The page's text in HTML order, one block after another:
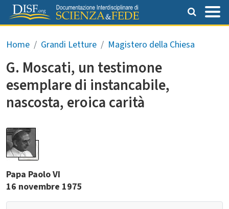
Salta al contenuto principale
Briciole di pane
Home Grandi Letture Magistero della Chiesa
G. Moscati, un testimone
esemplare di instancabile,
nascosta, eroica carità
Papa Paolo VI
16 novembre 1975